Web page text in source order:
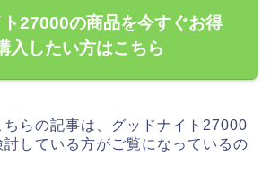
27000の商品を今すぐお得
入したい方はこちら
ちらの記事は、グッドナイト27000
している方がご覧になっているの